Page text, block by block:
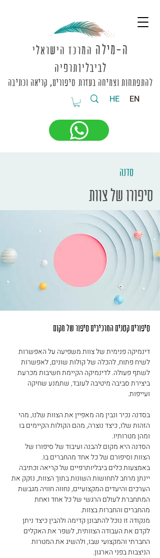
HE EN
ה-מילה המרכז הישראלי
לביבליותרפיה
להתפתחות וצמיחה בעזרת סיפורים, קריאה וכתיבה
סדנה
סיפורו של צוות
סיפורים קטנים המרכיבים סיפור של מקום
דינמיקה פנימית של צוות משפיעה על האפשרות
לשיח פתוח, להכלה של קולות שונים, לאפשרות
לשתף פעולה. לדינמיקה הקיימת חשיבות מכרעת
ביצירת סביבה מיטיבה לעובד, שתמנע שחיקה
ועייפות.
בסדנה נכיר ונבין מה מאפיין את הצוות שלנו, מהי
הזהות שלו, כיצד נוצרה, מהם הקולות הקיימים בו
ומהן מטרותיו.
הסדנה היא מקום להבנה ועיבוד של סיפורו של
הצוות וסיפורם של כל אחד מהחברים בו.
באמצעות כלים ביבליותרפיים של קריאה וכתיבה
יינתן מרחב לתחושות השונות בתוך הצוות, נזקק את
הערכים והיעדים המקצועיים, נחווה חוויה מגבשת
המתחברת לעולם הרגשי של כל אחד ואחת
מהחברים והחברות בצוות.
מנקודה זו נוכל להתבונן קדימה ולהבין כיצד ניתן
לקדם את העבודה הצוותית, לשפר את האקלים
החברתי והמקצועי שבו, ולהשיג את המטרות
הניצבות בפני הארגון.